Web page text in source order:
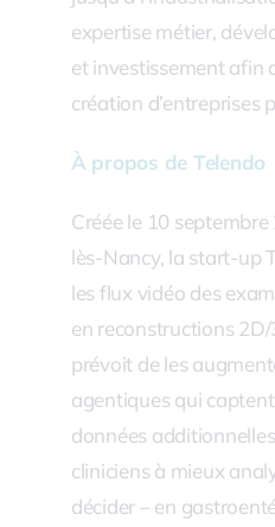
expertise métier,
et investissement afin
création d’entreprises
À propos de Telendo
Créée le 10
lès-Nancy, la start-up
les flux vidéo des
en reconstructions
prévoit de les
agentiques qui
données
cliniciens à mieux
décider – en